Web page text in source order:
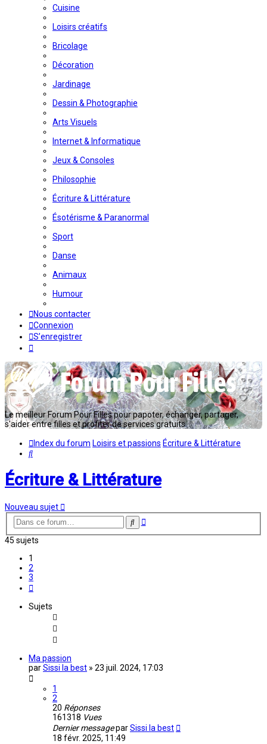
Cuisine
Loisirs créatifs
Bricolage
Décoration
Jardinage
Dessin & Photographie
Arts Visuels
Internet & Informatique
Jeux & Consoles
Philosophie
Écriture & Littérature
Ésotérisme & Paranormal
Sport
Danse
Animaux
Humour
Nous contacter
Connexion
S’enregistrer
Le meilleur Forum Pour Filles pour papoter, échanger, partager,
s'aider entre filles et profiter de services gratuits...
Index du forum Loisirs et passions Écriture & Littérature
Rechercher
Écriture & Littérature
Nouveau sujet
Rechercher
Recherche
45 sujets
1
2
3
Sujets
Ma passion
parSissi la best » 23 juil. 2024, 17:03
1
2
20 Réponses
161318 Vues
Dernier messageparSissi la best
18 févr. 2025, 11:49